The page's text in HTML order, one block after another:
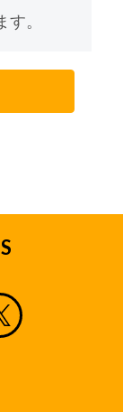
えてお
保護す
(本サイト
氏名、
客様個人
イズ契
してい
盟店を
て「店
内定もし
してお
。